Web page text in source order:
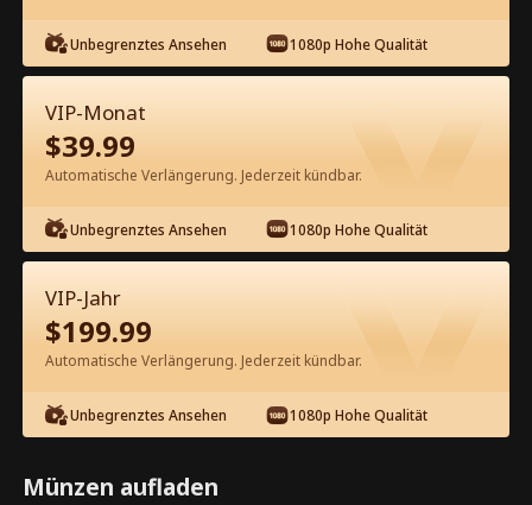
Kostenlos in der App ansehen
Episode 23 - Zwielichtromanze:
Blitzhochzeit mit dem erfahrenen
Tycoon Kompletter Film
0-49 50-79
23 24 25 26 27
Unbegrenztes Ansehen 1080p Hohe Qualität
VIP-Monat
$39.99
Automatische Verlängerung. Jederzeit kündbar.
Unbegrenztes Ansehen 1080p Hohe Qualität
VIP-Jahr
$199.99
Automatische Verlängerung. Jederzeit kündbar.
Unbegrenztes Ansehen 1080p Hohe Qualität
Münzen aufladen